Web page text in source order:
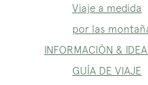
Viaje a medida
por las
INFORMACIÓN &
GUÍA DE VIAJE